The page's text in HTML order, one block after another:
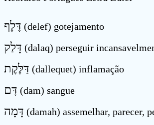
דֶּלֶף (delef) gotejamento
דָּלַק (dalaq) perseguir
דַּלֶּקֶת (dallequet) inflamação
דָּם (dam) sangue
דָּמָה (damah) assemelhar, parecer,